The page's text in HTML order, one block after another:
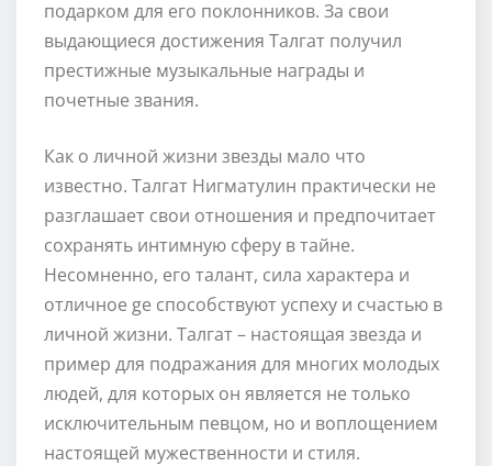
подарком для его поклонников. За свои
выдающиеся достижения Талгат получил
престижные музыкальные награды и
почетные звания.
Как о личной жизни звезды мало что
известно. Талгат Нигматулин практически не
разглашает свои отношения и предпочитает
сохранять интимную сферу в тайне.
Несомненно, его талант, сила характера и
отличное ge способствуют успеху и счастью в
личной жизни. Талгат – настоящая звезда и
пример для подражания для многих молодых
людей, для которых он является не только
исключительным певцом, но и воплощением
настоящей мужественности и стиля.